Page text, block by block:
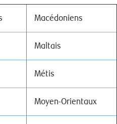
Macédoniens
Maltais
Métis
Moyen-Orientaux